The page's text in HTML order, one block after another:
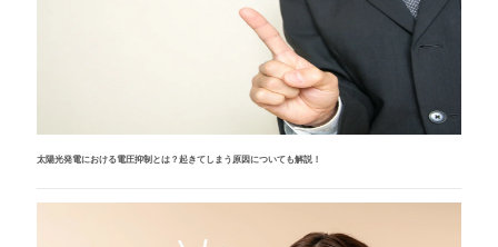
太陽光発電における電圧抑制とは？起きてしまう原因についても解説！